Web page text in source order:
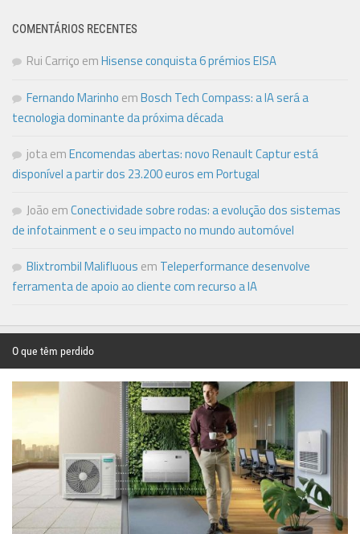
COMENTÁRIOS RECENTES
Rui Carriço emHisense conquista 6 prémios EISA
Fernando Marinho emBosch Tech Compass: a IA será a
tecnologia dominante da próxima década
jotaemEncomendas abertas: novo Renault Captur está
disponível a partir dos 23.200 euros em Portugal
João emConectividade sobre rodas: a evolução dos sistemas
de infotainment e o seu impacto no mundo automóvel
Blixtrombil Malifluous em Teleperformance desenvolve
ferramenta de apoio ao cliente com recurso a IA
O que têm perdido